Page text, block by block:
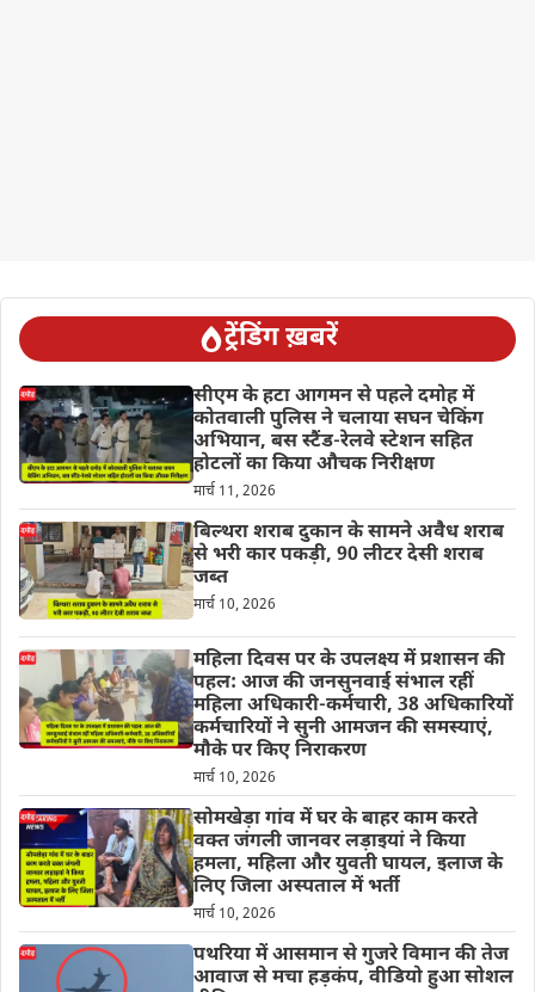
ट्रेंडिंग ख़बरें
सीएम के हटा आगमन से पहले दमोह में
कोतवाली पुलिस ने चलाया सघन चेकिंग
अभियान, बस स्टैंड-रेलवे स्टेशन सहित
होटलों का किया औचक निरीक्षण
मार्च 11, 2026
बिल्थरा शराब दुकान के सामने अवैध शराब
से भरी कार पकड़ी, 90 लीटर देसी शराब
जब्त
मार्च 10, 2026
महिला दिवस पर के उपलक्ष्य में प्रशासन की
पहल: आज की जनसुनवाई संभाल रहीं
महिला अधिकारी-कर्मचारी, 38 अधिकारियों
कर्मचारियों ने सुनी आमजन की समस्याएं,
मौके पर किए निराकरण
मार्च 10, 2026
सोमखेड़ा गांव में घर के बाहर काम करते
वक्त जंगली जानवर लड़ाइयां ने किया
हमला, महिला और युवती घायल, इलाज के
लिए जिला अस्पताल में भर्ती
मार्च 10, 2026
पथरिया में आसमान से गुजरे विमान की तेज
आवाज से मचा हड़कंप, वीडियो हुआ सोशल